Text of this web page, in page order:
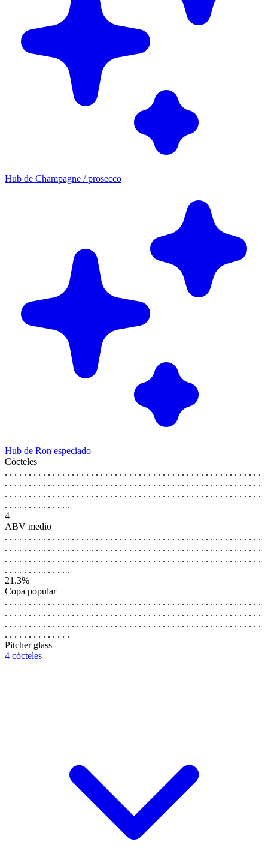
Hub de Champagne / prosecco
Hub de Ron especiado
Cócteles
. . . . . . . . . . . . . . . . . . . . . . . . . . . . . . . . . . . . . . . . . . . . . . . . . . . . . .
. . . . . . . . . . . . . . . . . . . . . . . . . . . . . . . . . . . . . . . . . . . . . . . . . . . . . .
. . . . . . . . . . . . . . . . . . . . . . . . . . . . . . . . . . . . . . . . . . . . . . . . . . . . . .
. . . . . . . . . . . . . .
4
ABV medio
. . . . . . . . . . . . . . . . . . . . . . . . . . . . . . . . . . . . . . . . . . . . . . . . . . . . . .
. . . . . . . . . . . . . . . . . . . . . . . . . . . . . . . . . . . . . . . . . . . . . . . . . . . . . .
. . . . . . . . . . . . . . . . . . . . . . . . . . . . . . . . . . . . . . . . . . . . . . . . . . . . . .
. . . . . . . . . . . . . .
21.3%
Copa popular
. . . . . . . . . . . . . . . . . . . . . . . . . . . . . . . . . . . . . . . . . . . . . . . . . . . . . .
. . . . . . . . . . . . . . . . . . . . . . . . . . . . . . . . . . . . . . . . . . . . . . . . . . . . . .
. . . . . . . . . . . . . . . . . . . . . . . . . . . . . . . . . . . . . . . . . . . . . . . . . . . . . .
. . . . . . . . . . . . . .
Pitcher glass
4 cócteles